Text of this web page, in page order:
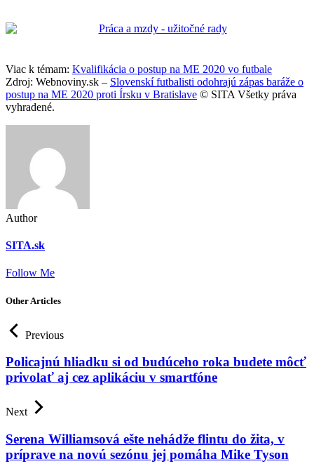
Viac k témam: Kvalifikácia o postup na ME 2020 vo futbale
Zdroj: Webnoviny.sk – Slovenskí futbalisti odohrajú zápas baráže o
postup na ME 2020 proti Írsku v Bratislave © SITA Všetky práva
vyhradené.
Author
SITA.sk
Follow Me
Other Articles
Previous
Policajnú hliadku si od budúceho roka budete môcť
privolať aj cez aplikáciu v smartfóne
Next
Serena Williamsová ešte nehádže flintu do žita, v
príprave na novú sezónu jej pomáha Mike Tyson